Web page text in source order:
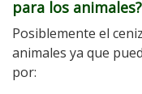
para los animales?
Posiblemente el
animales ya que
por: